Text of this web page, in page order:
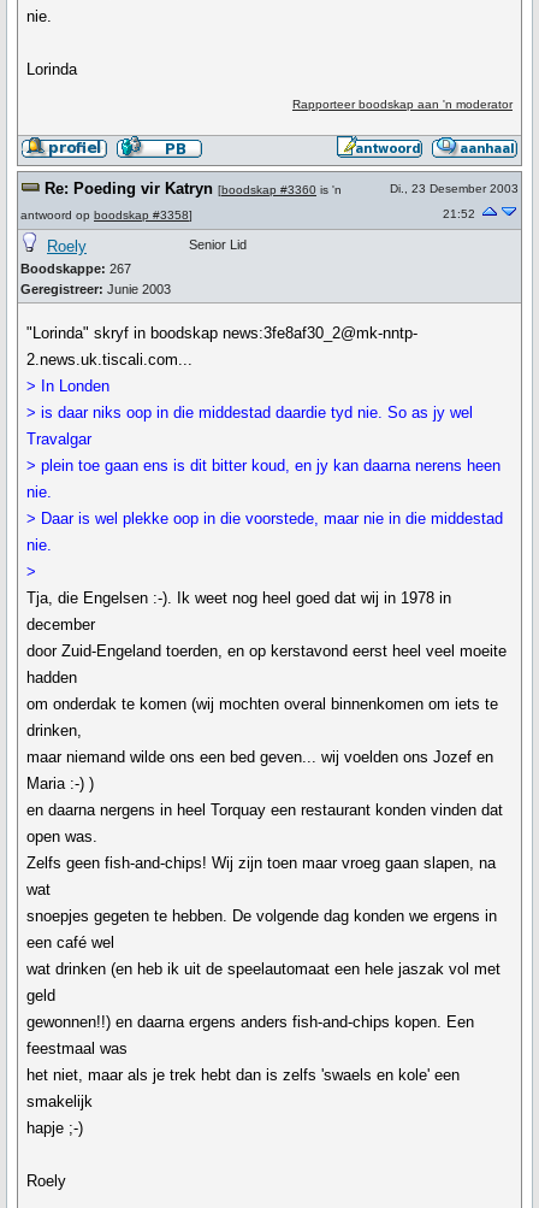
nie.
Lorinda
Rapporteer boodskap aan 'n moderator
Re: Poeding vir Katryn [boodskap #3360 is 'n
antwoord op boodskap #3358]
Di., 23 Desember 2003
21:52
Roely
Boodskappe: 267
Geregistreer: Junie 2003
Senior Lid
"Lorinda" skryf in boodskap news:3fe8af30_2@mk-nntp-
2.news.uk.tiscali.com...
> In Londen
> is daar niks oop in die middestad daardie tyd nie. So as jy wel
Travalgar
> plein toe gaan ens is dit bitter koud, en jy kan daarna nerens heen
nie.
> Daar is wel plekke oop in die voorstede, maar nie in die middestad
nie.
>
Tja, die Engelsen :-). Ik weet nog heel goed dat wij in 1978 in
december
door Zuid-Engeland toerden, en op kerstavond eerst heel veel moeite
hadden
om onderdak te komen (wij mochten overal binnenkomen om iets te
drinken,
maar niemand wilde ons een bed geven... wij voelden ons Jozef en
Maria :-) )
en daarna nergens in heel Torquay een restaurant konden vinden dat
open was.
Zelfs geen fish-and-chips! Wij zijn toen maar vroeg gaan slapen, na
wat
snoepjes gegeten te hebben. De volgende dag konden we ergens in
een café wel
wat drinken (en heb ik uit de speelautomaat een hele jaszak vol met
geld
gewonnen!!) en daarna ergens anders fish-and-chips kopen. Een
feestmaal was
het niet, maar als je trek hebt dan is zelfs 'swaels en kole' een
smakelijk
hapje ;-)
Roely